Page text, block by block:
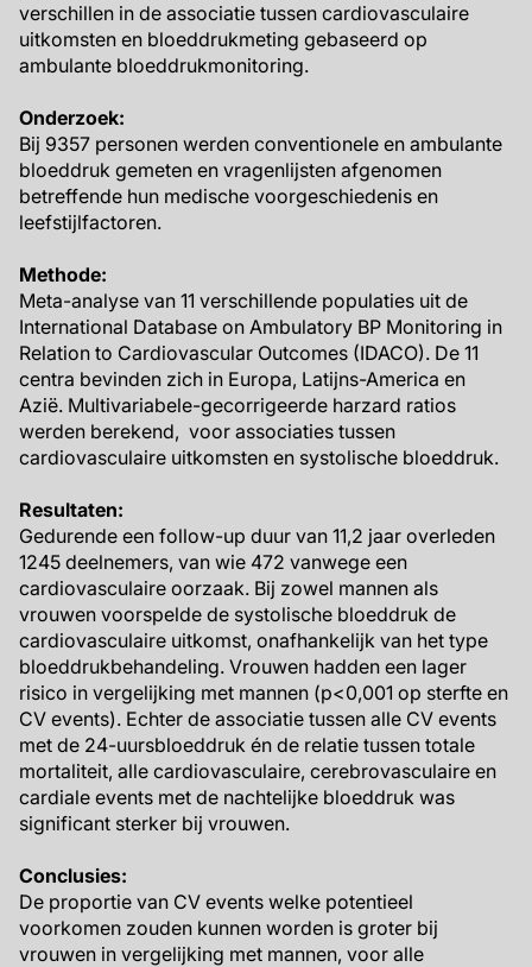
verschillen in de associatie tussen cardiovasculaire
uitkomsten en bloeddrukmeting gebaseerd op
ambulante bloeddrukmonitoring.
Onderzoek:
Bij 9357 personen werden conventionele en ambulante
bloeddruk gemeten en vragenlijsten afgenomen
betreffende hun medische voorgeschiedenis en
leefstijlfactoren.
Methode:
Meta-analyse van 11 verschillende populaties uit de
International Database on Ambulatory BP Monitoring in
Relation to Cardiovascular Outcomes (IDACO). De 11
centra bevinden zich in Europa, Latijns-America en
Azië. Multivariabele-gecorrigeerde harzard ratios
werden berekend, voor associaties tussen
cardiovasculaire uitkomsten en systolische bloeddruk.
Resultaten:
Gedurende een follow-up duur van 11,2 jaar overleden
1245 deelnemers, van wie 472 vanwege een
cardiovasculaire oorzaak. Bij zowel mannen als
vrouwen voorspelde de systolische bloeddruk de
cardiovasculaire uitkomst, onafhankelijk van het type
bloeddrukbehandeling. Vrouwen hadden een lager
risico in vergelijking met mannen (p<0,001 op sterfte en
CV events). Echter de associatie tussen alle CV events
met de 24-uursbloeddruk én de relatie tussen totale
mortaliteit, alle cardiovasculaire, cerebrovasculaire en
cardiale events met de nachtelijke bloeddruk was
significant sterker bij vrouwen.
Conclusies:
De proportie van CV events welke potentieel
voorkomen zouden kunnen worden is groter bij
vrouwen in vergelijking met mannen, voor alle